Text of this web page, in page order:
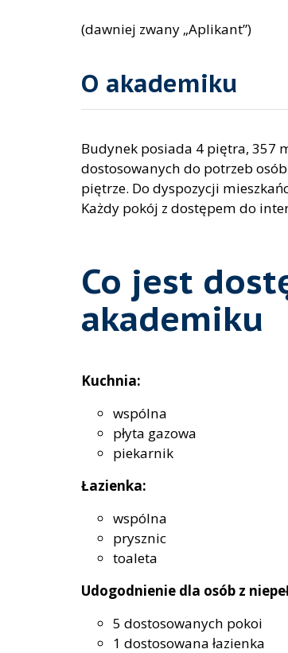
(dawniej zwany „Aplikant”)
O akademiku
Budynek posiada 4 piętra, 357
dostosowanych do potrzeb
piętrze. Do dyspozycji
Każdy pokój z dostępem do
Co jest
akademiku
Kuchnia:
wspólna
płyta gazowa
piekarnik
Łazienka:
wspólna
prysznic
toaleta
Udogodnienie dla osób z
5 dostosowanych pokoi
1 dostosowana łazienka